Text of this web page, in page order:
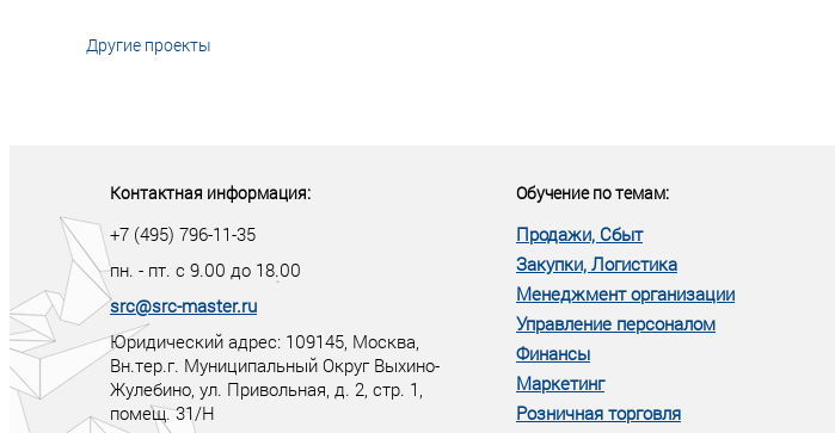
Другие проекты
Контактная информация:
+7 (495) 796-11-35
пн. - пт. с 9.00 до 18.00
src@src-master.ru
Юридический адрес: 109145, Москва,
Вн.тер.г. Муниципальный Округ Выхино-
Жулебино, ул. Привольная, д. 2, стр. 1,
помещ. 31/Н
Обучение по темам:
Продажи, Сбыт
Закупки, Логистика
Менеджмент организации
Управление персоналом
Финансы
Маркетинг
Розничная торговля